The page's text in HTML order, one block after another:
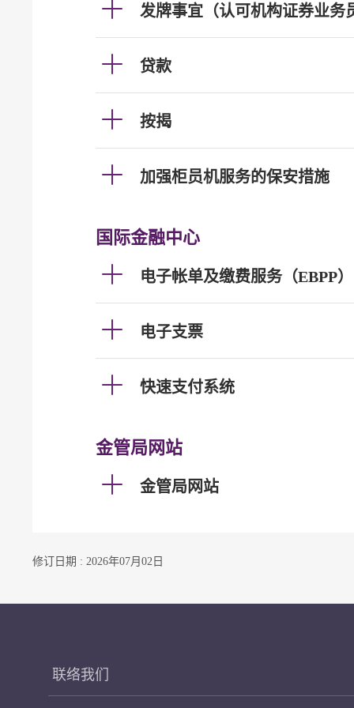
发牌事宜（认可机构证券业务
贷款
按揭
加强柜员机服务的保安措施
国际金融中心
电子帐单及缴费服务（EBPP）
电子支票
快速支付系统
金管局网站
金管局网站
修订日期 : 2026年07月02日
联络我们